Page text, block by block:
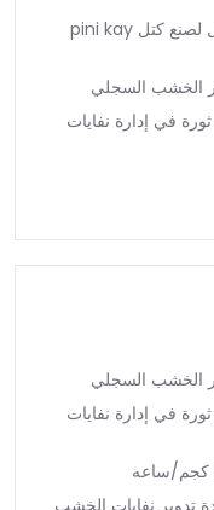
ماكينة ضغط نشارة الخشب بمحرك ديزل لصنع كتل pini kay
الخشب السجلي
في إدارة نفايات
الخشب السجلي
في إدارة نفايات
تدوير نفايات الخشب